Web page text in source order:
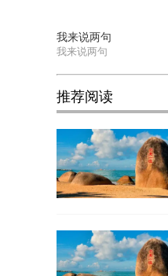
我来说两句
推荐阅读